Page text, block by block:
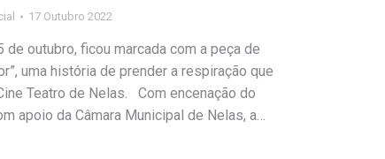
17 Outubro 2022
outubro, ficou marcada com a peça de
uma história de prender a respiração que
Teatro de Nelas. Com encenação do
apoio da Câmara Municipal de Nelas, a…